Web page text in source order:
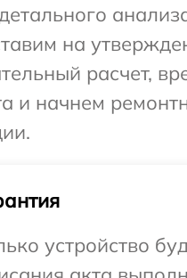
на
расчет,
и начнем
устройство